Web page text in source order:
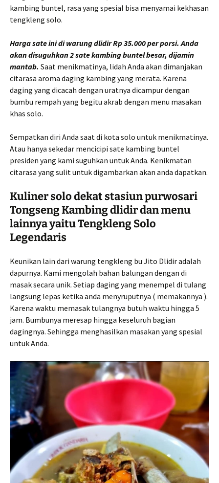
kambing buntel, rasa yang spesial bisa menyamai kekhasan
tengkleng solo.
Harga sate ini di warung dlidir Rp 35.000 per porsi. Anda
akan disuguhkan 2 sate kambing buntel besar, dijamin
mantab. Saat menikmatinya, lidah Anda akan dimanjakan
citarasa aroma daging kambing yang merata. Karena
daging yang dicacah dengan uratnya dicampur dengan
bumbu rempah yang begitu akrab dengan menu masakan
khas solo.
Sempatkan diri Anda saat di kota solo untuk menikmatinya.
Atau hanya sekedar mencicipi sate kambing buntel
presiden yang kami suguhkan untuk Anda. Kenikmatan
citarasa yang sulit untuk digambarkan akan anda dapatkan.
Kuliner solo dekat stasiun purwosari
Tongseng Kambing dlidir dan menu
lainnya yaitu Tengkleng Solo
Legendaris
Keunikan lain dari warung tengkleng bu Jito Dlidir adalah
dapurnya. Kami mengolah bahan balungan dengan di
masak secara unik. Setiap daging yang menempel di tulang
langsung lepas ketika anda menyruputnya ( memakannya ).
Karena waktu memasak tulangnya butuh waktu hingga 5
jam. Bumbunya meresap hingga keseluruh bagian
dagingnya. Sehingga menghasilkan masakan yang spesial
untuk Anda.